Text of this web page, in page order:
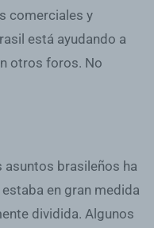
comerciales y
está ayudando a
otros foros. No
asuntos brasileños ha
en gran medida
dividida. Algunos